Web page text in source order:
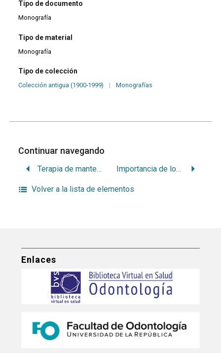
Tipo de documento
Monografía
Tipo de material
Monografía
Tipo de colección
Colección antigua (1900-1999) | Monografías
Continuar navegando
Terapia de mantenimiento Importancia de los bacteroides de pigmento negro en la etiología de la enfermedad periodontal
Volver a la lista de elementos
Enlaces